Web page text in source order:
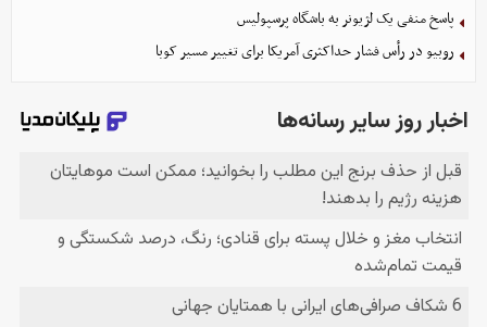
پاسخ منفی یک لژیونر به باشگاه پرسپولیس
روبیو در رأس فشار حداکثری آمریکا برای تغییر مسیر کوبا